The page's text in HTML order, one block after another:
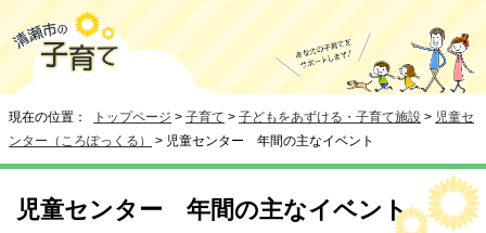
現在の位置： トップページ > 子育て > 子どもをあずける・子育て施設 > 児童セ
ンター（ころぽっくる）
> 児童センター 年間の主なイベント
児童センター 年間の主なイベント